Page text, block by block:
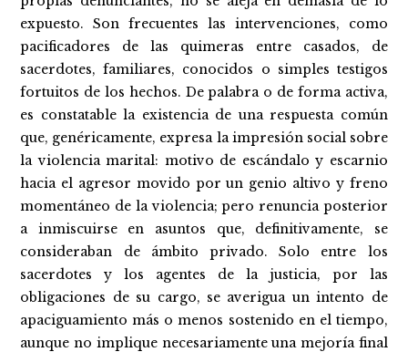
expuesto. Son frecuentes las intervenciones, como
pacificadores de las quimeras entre casados, de
sacerdotes, familiares, conocidos o simples testigos
fortuitos de los hechos. De palabra o de forma activa,
es constatable la existencia de una respuesta común
que, genéricamente, expresa la impresión social sobre
la violencia marital: motivo de escándalo y escarnio
hacia el agresor movido por un genio altivo y freno
momentáneo de la violencia; pero renuncia posterior
a inmiscuirse en asuntos que, definitivamente, se
consideraban de ámbito privado. Solo entre los
sacerdotes y los agentes de la justicia, por las
obligaciones de su cargo, se averigua un intento de
apaciguamiento más o menos sostenido en el tiempo,
aunque no implique necesariamente una mejoría final